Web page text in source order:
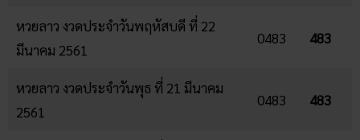
หวยลาว งวดประจำวันพฤหัสบดี ที่ 22
มีนาคม 2561
0483 483
หวยลาว งวดประจำวันพุธ ที่ 21 มีนาคม
2561
0483 483